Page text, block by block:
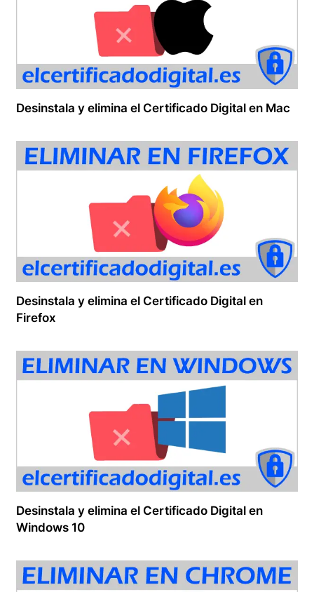
Desinstala y elimina el Certificado Digital en Mac
Desinstala y elimina el Certificado Digital en
Firefox
Desinstala y elimina el Certificado Digital en
Windows 10